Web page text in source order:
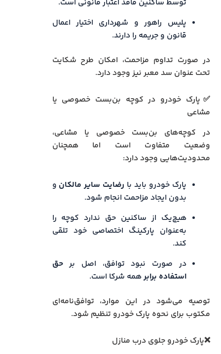
توسط ساکنین فاقد اعتبار قانونی است.
پلیس راهور و شهرداری اختیار اعمال
قانون و جریمه را دارند.
در صورت تداوم مزاحمت، امکان طرح شکایت
تحت عنوان سد معبر نیز وجود دارد.
✅پارک خودرو در کوچه بن‌بست خصوصی یا
مشاعی
در کوچه‌های بن‌بست خصوصی یا مشاعی،
وضعیت متفاوت است اما همچنان
محدودیت‌هایی وجود دارد:
پارک خودرو باید با رضایت سایر مالکان و
بدون ایجاد مزاحمت انجام شود.
هیچ‌یک از ساکنین حق ندارد کوچه را
به‌عنوان پارکینگ اختصاصی خود تلقی
کند.
در صورت نبود توافق، اصل برحق
استفاده برابرهمه شرکا است.
توصیه می‌شود در این موارد، توافق‌نامه‌ای
مکتوب برای نحوه پارک خودرو تنظیم شود.
❌پارک خودرو جلوی درب منازل